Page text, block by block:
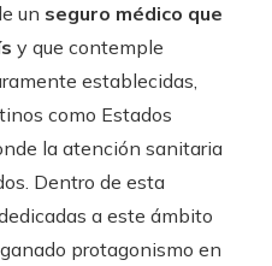
un seguro médico que
y que contemple
establecidas,
como Estados
la atención sanitaria
Dentro de esta
a este ámbito
protagonismo en